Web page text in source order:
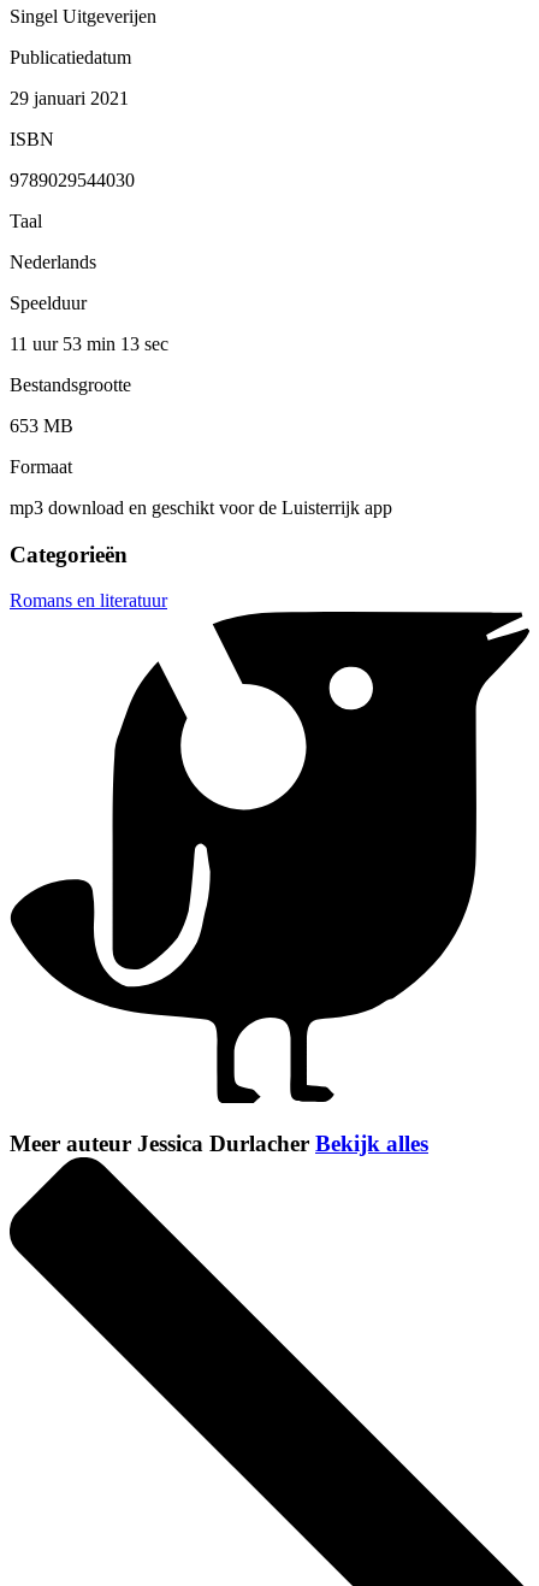
Singel Uitgeverijen
Publicatiedatum
29 januari 2021
ISBN
9789029544030
Taal
Nederlands
Speelduur
11 uur 53 min 13 sec
Bestandsgrootte
653 MB
Formaat
mp3 download en geschikt voor de Luisterrijk app
Categorieën
Romans en literatuur
Meer auteur Jessica Durlacher Bekijk alles